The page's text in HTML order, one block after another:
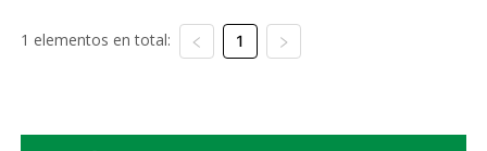
1 elementos en total: 1